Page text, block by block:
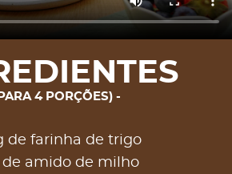
4 PORÇÕES)
de farinha de trigo
de amido de milho